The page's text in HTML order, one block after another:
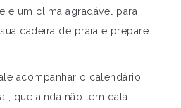
e um clima agradável para
cadeira de praia e prepare
acompanhar o calendário
que ainda não tem data